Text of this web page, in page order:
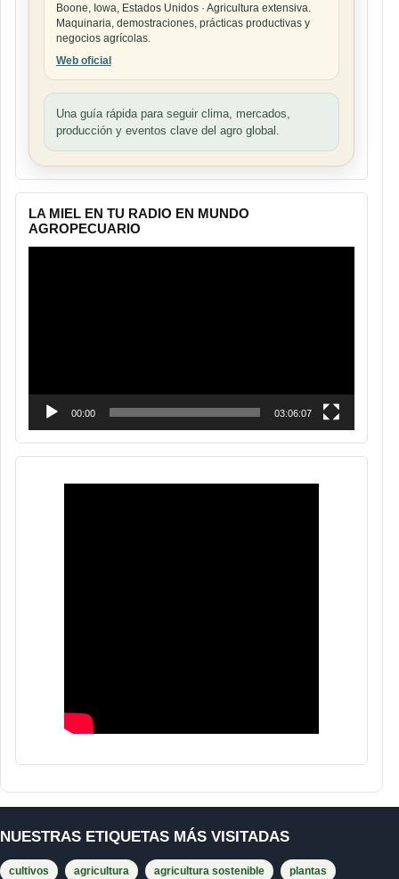
Boone, Iowa, Estados Unidos · Agricultura extensiva.
Maquinaria, demostraciones, prácticas productivas y
negocios agrícolas.
Web oficial
Una guía rápida para seguir clima, mercados,
producción y eventos clave del agro global.
LA MIEL EN TU RADIO EN MUNDO
AGROPECUARIO
00:00 03:06:07
NUESTRAS ETIQUETAS MÁS VISITADAS
cultivos agricultura agricultura sostenible plantas